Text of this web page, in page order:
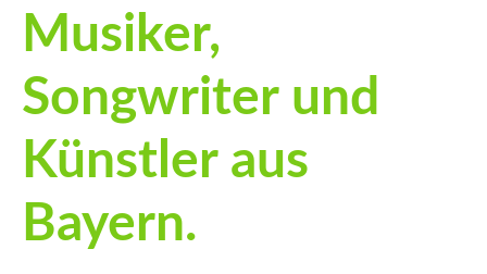
Musiker,
Songwriter und
Künstler aus
Bayern.